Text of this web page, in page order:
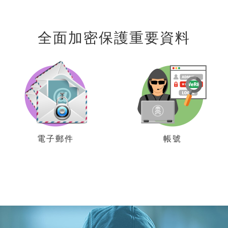
全面加密保護重要資料
電子郵件 帳號